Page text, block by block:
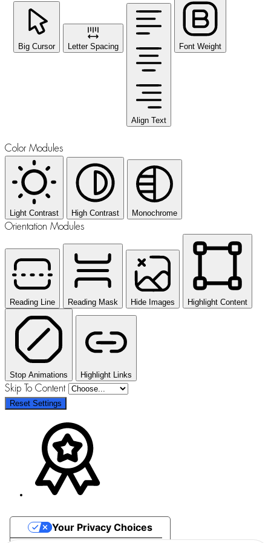
Big Cursor Letter Spacing
Align Text
Font Weight
Color Modules
Light Contrast High Contrast Monochrome
Orientation Modules
Reading Line Reading Mask Hide Images Highlight Content
Stop Animations Highlight Links
Skip To Content
Reset Settings
Your Privacy Choices